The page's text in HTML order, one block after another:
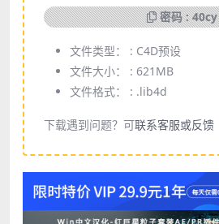
密码 : 40cy
文件类型： : C4D预设
文件大小： : 621MB
文件格式： : .lib4d
下载遇到问题？可联系客服或反馈